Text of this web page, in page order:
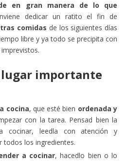
en gran manera de lo que
dedicar un ratito el fin de
comidas de los siguientes días
libre y ya todo se precipita con
lugar importante
cocina, que esté bien ordenada y
con la tarea. Pensad bien la
cocinar, leedla con atención y
todos los ingredientes.
a cocinar, hacedlo bien o lo